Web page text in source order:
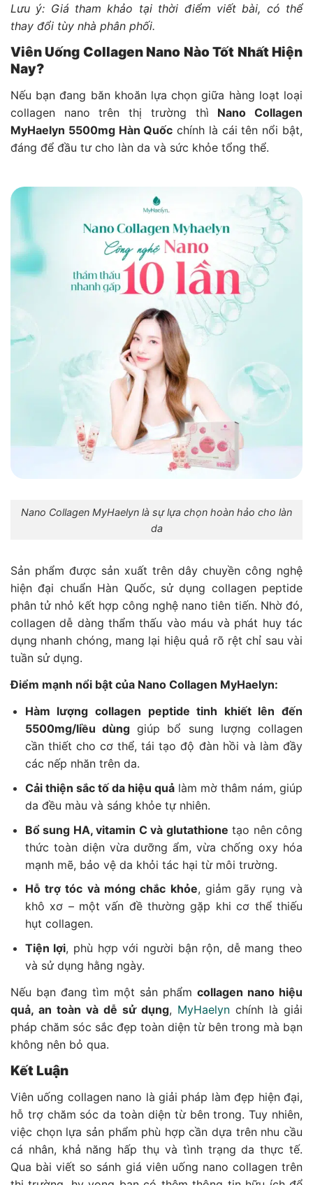
Lưu ý: Giá tham khảo tại thời điểm viết bài, có thể
thay đổi tùy nhà phân phối.
Viên Uống Collagen Nano Nào Tốt Nhất Hiện
Nay?
Nếu bạn đang băn khoăn lựa chọn giữa hàng loạt loại
collagen nano trên thị trường thì Nano Collagen
MyHaelyn 5500mg Hàn Quốc chính là cái tên nổi bật,
đáng để đầu tư cho làn da và sức khỏe tổng thể.
Nano Collagen MyHaelyn là sự lựa chọn hoàn hảo cho làn
da
Sản phẩm được sản xuất trên dây chuyền công nghệ
hiện đại chuẩn Hàn Quốc, sử dụng collagen peptide
phân tử nhỏ kết hợp công nghệ nano tiên tiến. Nhờ đó,
collagen dễ dàng thẩm thấu vào máu và phát huy tác
dụng nhanh chóng, mang lại hiệu quả rõ rệt chỉ sau vài
tuần sử dụng.
Điểm mạnh nổi bật của Nano Collagen MyHaelyn:
Hàm lượng collagen peptide tinh khiết lên đến
5500mg/liều dùng giúp bổ sung lượng collagen
cần thiết cho cơ thể, tái tạo độ đàn hồi và làm đầy
các nếp nhăn trên da.
Cải thiện sắc tố da hiệu quảlàm mờ thâm nám, giúp
da đều màu và sáng khỏe tự nhiên.
Bổ sung HA, vitamin C và glutathione tạo nên công
thức toàn diện vừa dưỡng ẩm, vừa chống oxy hóa
mạnh mẽ, bảo vệ da khỏi tác hại từ môi trường.
Hỗ trợ tóc và móng chắc khỏe, giảm gãy rụng và
khô xơ – một vấn đề thường gặp khi cơ thể thiếu
hụt collagen.
Tiện lợi, phù hợp với người bận rộn, dễ mang theo
và sử dụng hằng ngày.
Nếu bạn đang tìm một sản phẩm collagen nano hiệu
quả, an toàn và dễ sử dụng, MyHaelyn chính là giải
pháp chăm sóc sắc đẹp toàn diện từ bên trong mà bạn
không nên bỏ qua.
Kết Luận
Viên uống collagen nano là giải pháp làm đẹp hiện đại,
hỗ trợ chăm sóc da toàn diện từ bên trong. Tuy nhiên,
việc chọn lựa sản phẩm phù hợp cần dựa trên nhu cầu
cá nhân, khả năng hấp thụ và tình trạng da thực tế.
Qua bài viết so sánh giá viên uống nano collagen trên